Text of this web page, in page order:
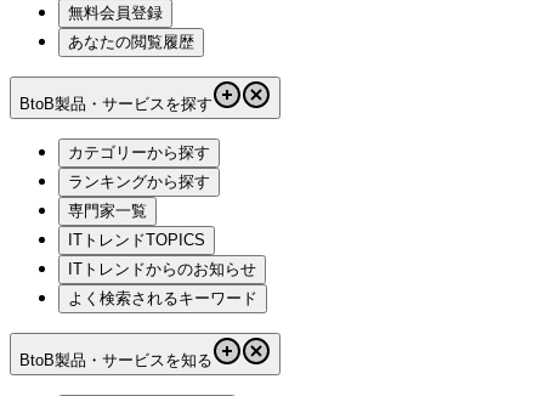
無料会員登録
あなたの閲覧履歴
BtoB製品・サービスを探す
カテゴリーから探す
ランキングから探す
専門家一覧
ITトレンドTOPICS
ITトレンドからのお知らせ
よく検索されるキーワード
BtoB製品・サービスを知る